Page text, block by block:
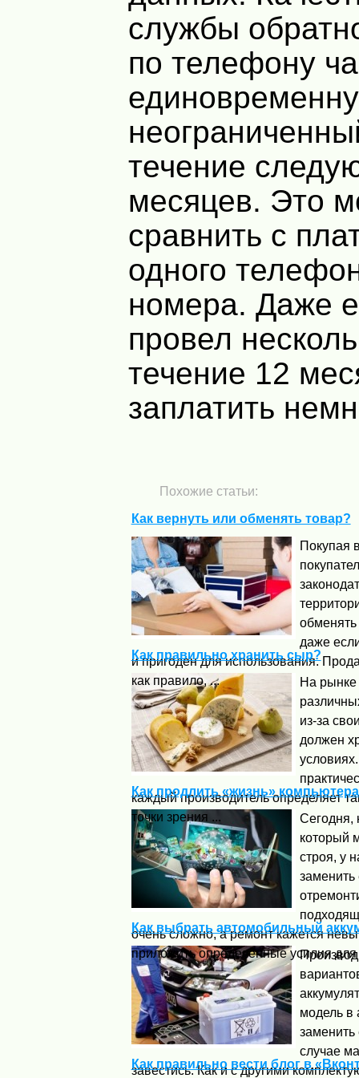
службы
по телефону
течение
месяцев. Это
сравнить с
одного
номера. Даже
провел
течение 12
заплатить
Похожие статьи:
Как вернуть или обменять товар?
Покупая
даже
и пригоден для использования.
как правило, ...
Как правильно хранить сыр?
На рынке
из-за
должен
каждый производитель определяет
точки зрения ...
Как продлить «жизнь»
Сегодня,
который
строя, у
очень сложно, а ремонт кажется
приложить определенные усилия для
Как выбрать автомобильный
модель в
случае
завестись. Как и с другими
Как правильно вести блог в